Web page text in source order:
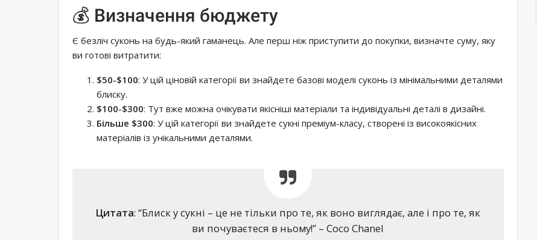
💰 Визначення бюджету
Є безліч суконь на будь-який гаманець. Але перш ніж приступити до покупки, визначте суму, яку
ви готові витратити:
$50-$100: У цій ціновій категорії ви знайдете базові моделі суконь із мінімальними деталями
блиску.
$100-$300: Тут вже можна очікувати якісніші матеріали та індивідуальні деталі в дизайні.
Більше $300: У цій категорії ви знайдете сукні преміум-класу, створені із високоякісних
матеріалів із унікальними деталями.
Цитата: “Блиск у сукні – це не тільки про те, як воно виглядає, але і про те, як
ви почуваєтеся в ньому!” – Coco Chanel